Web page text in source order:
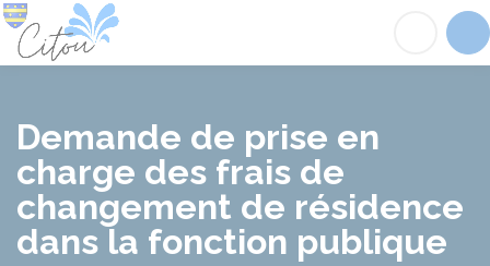
Demande de prise en
charge des frais de
changement de résidence
dans la fonction publique